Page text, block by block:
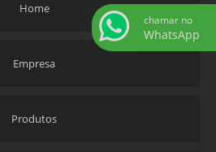
Home
Empresa
Produtos
chamar no
WhatsApp